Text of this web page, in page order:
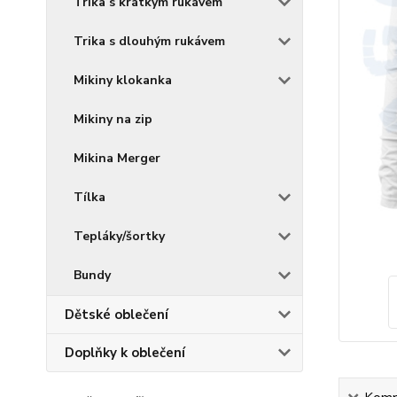
Trika s dlouhým rukávem
Mikiny klokanka
Mikiny na zip
Mikina Merger
Tílka
Tepláky/šortky
Bundy
Dětské oblečení
Doplňky k oblečení